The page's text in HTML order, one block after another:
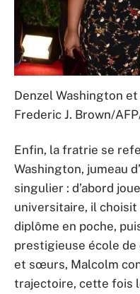
Denzel Washington et
Frederic J. Brown/
Enfin, la fratrie se
Washington, jumeau
singulier : d’abord
universitaire, il
diplôme en poche,
prestigieuse école de
et sœurs, Malcolm
trajectoire, cette fois